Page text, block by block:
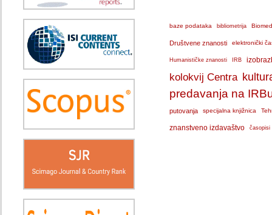
baze podataka bibliometrija
Društvene znanosti elektronički
Humanističke znanosti IRB
kolokvij Centra
predavanja na
putovanja specijalna knjižnica
znanstveno izdavaštvo časopisi